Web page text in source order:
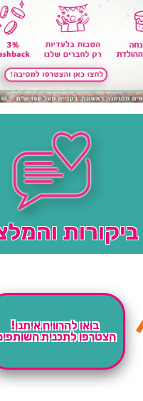
ביקורות
בואו להרוויח איתנו!
הצטרפו לתכנית